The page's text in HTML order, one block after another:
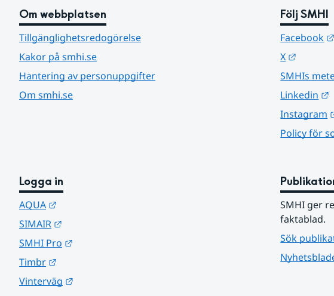
Om webbplatsen
Tillgänglighetsredogörelse
Kakor på smhi.se
Hantering av personuppgifter
Om smhi.se
Följ SMHI
Facebook
X
SMHIs
Linkedin
Instagram
Policy för
Logga in
AQUA
SIMAIR
SMHI Pro
Timbr
Vinterväg
SMHI ger
faktablad.
Sök